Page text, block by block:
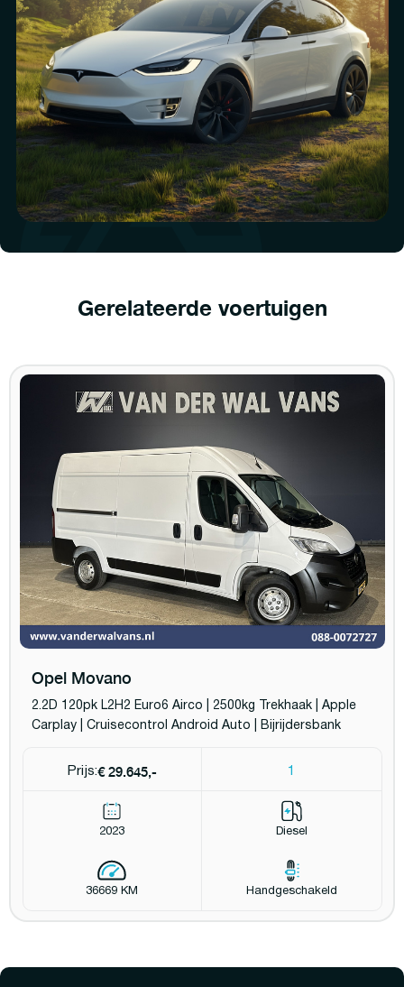
Gerelateerde voertuigen
Opel Movano
2.2D 120pk L2H2 Euro6 Airco | 2500kg Trekhaak | Apple
Carplay | Cruisecontrol Android Auto | Bijrijdersbank
Prijs:€ 29.645,- 1
2023 Diesel
36669 KM Handgeschakeld